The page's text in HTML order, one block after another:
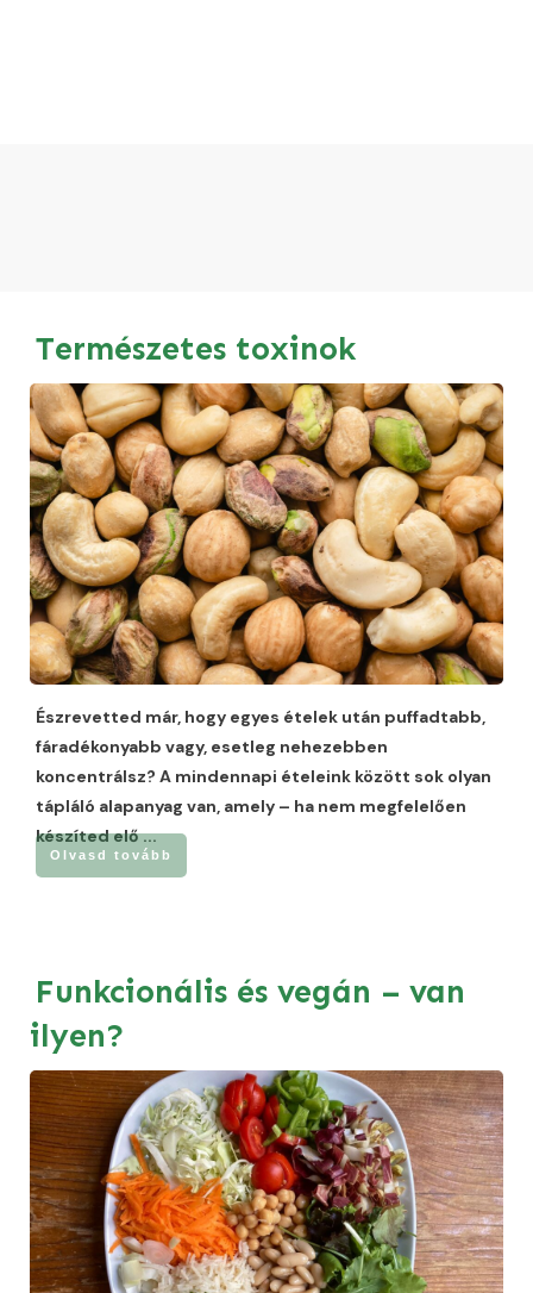
Természetes toxinok
Észrevetted már, hogy egyes ételek után puffadtabb,
fáradékonyabb vagy, esetleg nehezebben
koncentrálsz? A mindennapi ételeink között sok olyan
tápláló alapanyag van, amely – ha nem megfelelően
készíted elő...
Olvasd tovább
Funkcionális és vegán – van
ilyen?